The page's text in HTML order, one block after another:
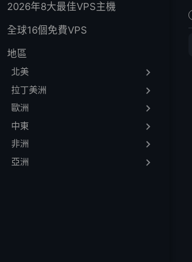
2026年8大最佳VPS主機
全球16個免費VPS
地區
北美
拉丁美洲
歐洲
中東
非洲
亞洲